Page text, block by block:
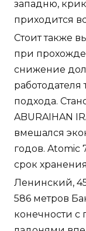
западню,
приходится
Стоит также
при
снижение
работодателя
подхода.
ABURAIHAN
вмешался
годов.
срок
Ленинский,
586 метров
конечности с